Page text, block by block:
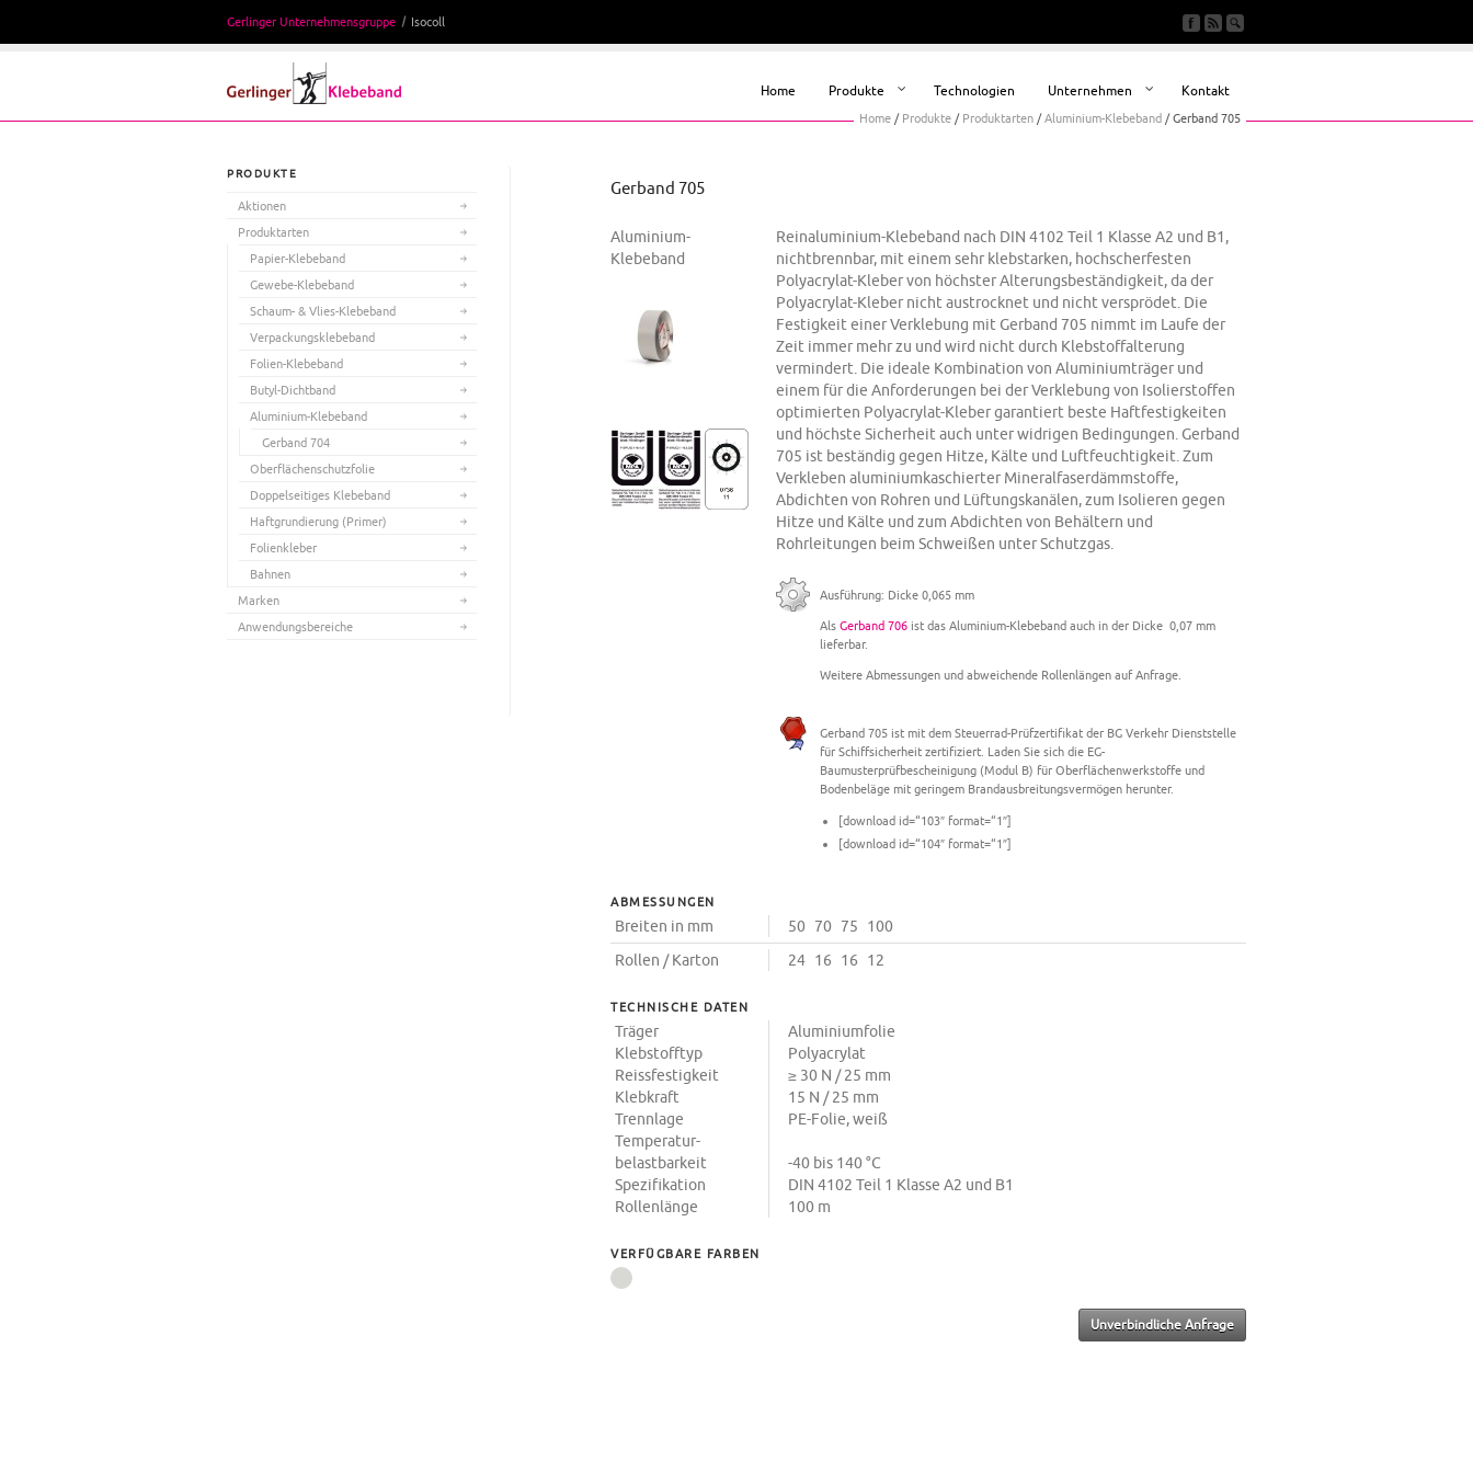
Gerlinger Unternehmensgruppe Isocoll
Home Produkte Technologien Unternehmen Kontakt
Home / Produkte / Produktarten /Aluminium-Klebeband /Gerband 705
Gerband 705
Aluminium-
Klebeband
Reinaluminium-Klebeband nach DIN 4102 Teil 1 Klasse A2 und B1,
nichtbrennbar, mit einem sehr klebstarken, hochscherfesten
Polyacrylat-Kleber von höchster Alterungsbeständigkeit, da der
Polyacrylat-Kleber nicht austrocknet und nicht versprödet. Die
Festigkeit einer Verklebung mit Gerband 705 nimmt im Laufe der
Zeit immer mehr zu und wird nicht durch Klebstoffalterung
vermindert. Die ideale Kombination von Aluminiumträger und
einem für die Anforderungen bei der Verklebung von Isolierstoffen
optimierten Polyacrylat-Kleber garantiert beste Haftfestigkeiten
und höchste Sicherheit auch unter widrigen Bedingungen. Gerband
705 ist beständig gegen Hitze, Kälte und Luftfeuchtigkeit. Zum
Verkleben aluminiumkaschierter Mineralfaserdämmstoffe,
Abdichten von Rohren und Lüftungskanälen, zum Isolieren gegen
Hitze und Kälte und zum Abdichten von Behältern und
Rohrleitungen beim Schweißen unter Schutzgas.
Ausführung: Dicke 0,065 mm
Als Gerband 706ist das Aluminium-Klebeband auch in der Dicke 0,07 mm
lieferbar.
Weitere Abmessungen und abweichende Rollenlängen auf Anfrage.
Gerband 705 ist mit dem Steuerrad-Prüfzertifikat der BG Verkehr Dienststelle
für Schiffsicherheit zertifiziert. Laden Sie sich die EG-
Baumusterprüfbescheinigung (Modul B) für Oberflächenwerkstoffe und
Bodenbeläge mit geringem Brandausbreitungsvermögen herunter.
[download id=“103″ format=“1″]
[download id=“104″ format=“1″]
ABMESSUNGEN
Breiten in mm 50 70 75
100
Rollen / Karton
24 16 16 12
TECHNISCHE DATEN
Träger
Aluminiumfolie
Klebstofftyp
Polyacrylat
Reissfestigkeit
≥ 30 N / 25 mm
Klebkraft
15 N / 25 mm
Trennlage
PE-Folie, weiß
Temperatur-
belastbarkeit
-40 bis 140 °C
Spezifikation
DIN 4102 Teil 1 Klasse A2 und B1
Rollenlänge
100 m
VERFÜGBARE FARBEN
Unverbindliche Anfrage
PRODUKTE
Aktionen
Produktarten
Papier-Klebeband
Gewebe-Klebeband
Schaum- & Vlies-Klebeband
Verpackungsklebeband
Folien-Klebeband
Butyl-Dichtband
Aluminium-Klebeband
Gerband 704
Oberflächenschutzfolie
Doppelseitiges Klebeband
Haftgrundierung (Primer)
Folienkleber
Bahnen
Marken
Anwendungsbereiche